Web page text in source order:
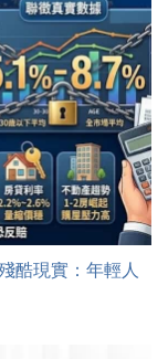
酷現實：年輕人